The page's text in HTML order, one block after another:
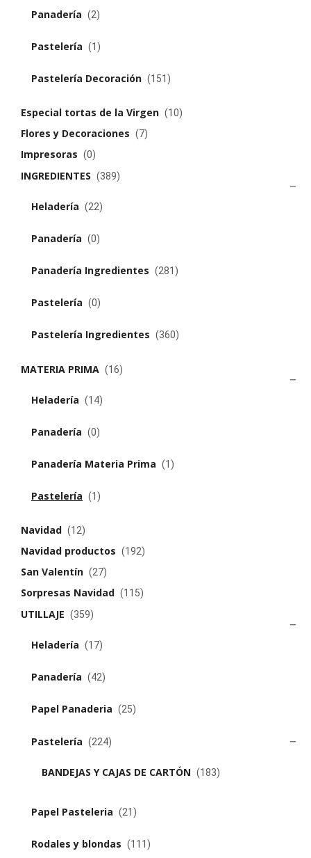
Panadería (2)
Pastelería (1)
Pastelería Decoración (151)
Especial tortas de la Virgen (10)
Flores y Decoraciones (7)
Impresoras (0)
INGREDIENTES (389)
Heladería (22)
Panadería (0)
Panadería Ingredientes (281)
Pastelería (0)
Pastelería Ingredientes (360)
MATERIA PRIMA (16)
Heladería (14)
Panadería (0)
Panadería Materia Prima (1)
Pastelería (1)
Navidad (12)
Navidad productos (192)
San Valentín (27)
Sorpresas Navidad (115)
UTILLAJE (359)
Heladería (17)
Panadería (42)
Papel Panaderia (25)
Pastelería (224)
BANDEJAS Y CAJAS DE CARTÓN (183)
Papel Pasteleria (21)
Rodales y blondas (111)